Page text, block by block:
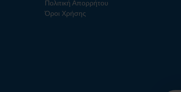
Πολιτική Απορρήτου
Όροι Χρήσης